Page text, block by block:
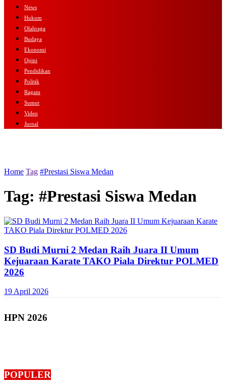
News
Hukum
Olahraga
Budaya
Ekonomi
Opini
Pendidikan
Politik
Ragam
Sumut
Video
Jurnal
Home Tag #Prestasi Siswa Medan
Tag: #Prestasi Siswa Medan
SD Budi Murni 2 Medan Raih Juara II Umum
Kejuaraan Karate TAKO Piala Direktur POLMED
2026
19 April 2026
HPN 2026
POPULER